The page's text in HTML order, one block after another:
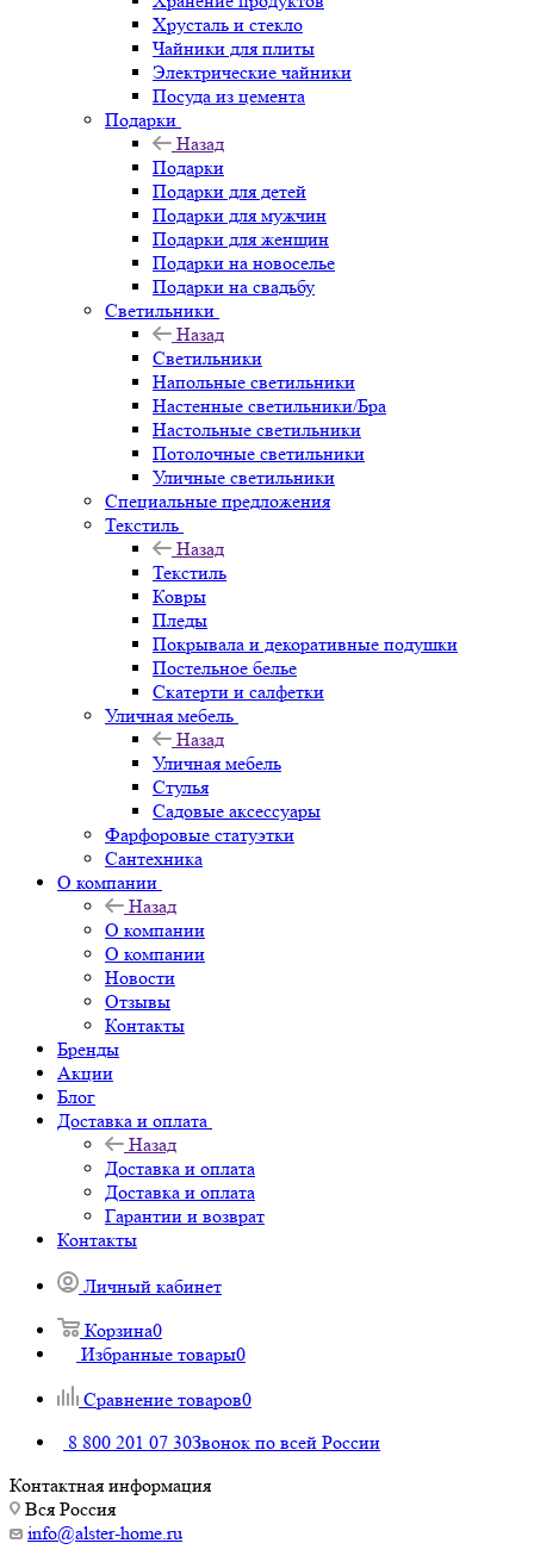
Хрусталь и стекло
Чайники для плиты
Электрические чайники
Посуда из цемента
Подарки
Назад
Подарки
Подарки для детей
Подарки для мужчин
Подарки для женщин
Подарки на новоселье
Подарки на свадьбу
Светильники
Назад
Светильники
Напольные светильники
Настенные светильники/Бра
Настольные светильники
Потолочные светильники
Уличные светильники
Специальные предложения
Текстиль
Назад
Текстиль
Ковры
Пледы
Покрывала и декоративные подушки
Постельное белье
Скатерти и салфетки
Уличная мебель
Назад
Уличная мебель
Стулья
Садовые аксессуары
Фарфоровые статуэтки
Сантехника
О компании
Назад
О компании
О компании
Новости
Отзывы
Контакты
Бренды
Акции
Блог
Доставка и оплата
Назад
Доставка и оплата
Доставка и оплата
Гарантии и возврат
Контакты
Личный кабинет
Корзина0
Избранные товары0
Сравнение товаров0
8 800 201 07 30Звонок по всей России
Контактная информация
Вся Россия
info@alster-home.ru